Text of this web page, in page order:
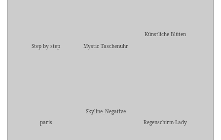
Step by step Mystic Taschenuhr
Künstliche Blüten
paris
Skyline_Negative
Regenschirm-Lady